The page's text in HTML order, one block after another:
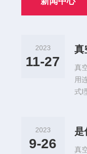
2023
11-27
真
真
用
式I
调
2023
9-26
是
真